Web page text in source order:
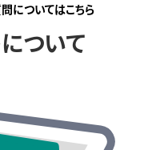
についてはこちら
ついて